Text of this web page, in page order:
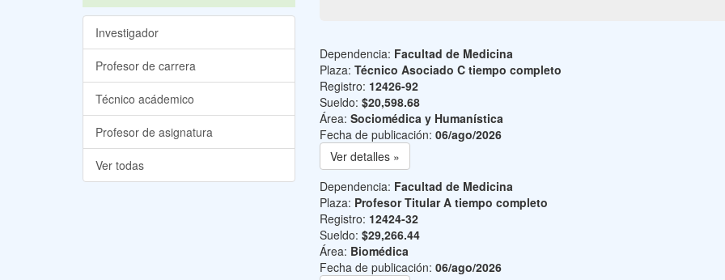
Investigador
Profesor de carrera
Técnico acádemico
Profesor de asignatura
Ver todas
Dependencia: Facultad de Medicina
Plaza: Técnico Asociado C tiempo completo
Registro: 12426-92
Sueldo: $20,598.68
Área: Sociomédica y Humanística
Fecha de publicación: 06/ago/2026
Ver detalles »
Dependencia: Facultad de Medicina
Plaza: Profesor Titular A tiempo completo
Registro: 12424-32
Sueldo: $29,266.44
Área: Biomédica
Fecha de publicación: 06/ago/2026